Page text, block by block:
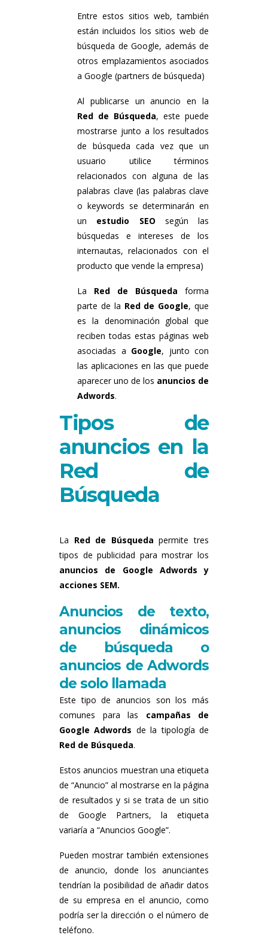
Entre estos sitios web, también
están incluidos los sitios web de
búsqueda de Google, además de
otros emplazamientos asociados
a Google (partners de búsqueda)
Al publicarse un anuncio en la
Red de Búsqueda, este puede
mostrarse junto a los resultados
de búsqueda cada vez que un
usuario utilice términos
relacionados con alguna de las
palabras clave (las palabras clave
o keywords se determinarán en
un estudio SEO según las
búsquedas e intereses de los
internautas, relacionados con el
producto que vende la empresa)
La Red de Búsqueda forma
parte de la Red de Google, que
es la denominación global que
reciben todas estas páginas web
asociadas a Google, junto con
las aplicaciones en las que puede
aparecer uno de los anuncios de
Adwords.
Tipos de
anuncios en la
Red de
Búsqueda
La Red de Búsqueda permite tres
tipos de publicidad para mostrar los
anuncios de Google Adwords y
acciones SEM.
Anuncios de texto,
anuncios dinámicos
de búsqueda o
anuncios de Adwords
de solo llamada
Este tipo de anuncios son los más
comunes para las campañas de
Google Adwords de la tipología de
Red de Búsqueda.
Estos anuncios muestran una etiqueta
de “Anuncio” al mostrarse en la página
de resultados y si se trata de un sitio
de Google Partners, la etiqueta
variaría a “Anuncios Google”.
Pueden mostrar también extensiones
de anuncio, donde los anunciantes
tendrían la posibilidad de añadir datos
de su empresa en el anuncio, como
podría ser la dirección o el número de
teléfono.